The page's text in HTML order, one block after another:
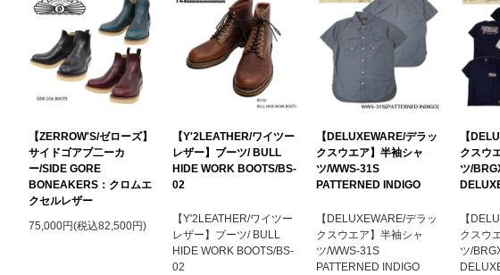
【ZERROW'S/ゼローズ】
サイドゴアブ二ーカ
ー/SIDE GORE
BONEAKERS：クロムエ
クセルレザー
75,000円(税込82,500円)
【Y'2LEATHER/ワイツー
レザー】ブーツ/ BULL
HIDE WORK BOOTS/BS-
02
【Y'2LEATHER/ワイツー
レザー】ブーツ/ BULL
HIDE WORK BOOTS/BS-
02
【DELUXEWARE/デラッ
クスウエア】半袖シャ
ツ/WWS-31S
PATTERNED INDIGO
【DELUXEWARE/デラッ
クスウエア】半袖シャ
ツ/WWS-31S
PATTERNED INDIGO
【
クスウ
ツ/
【
クスウ
ツ/